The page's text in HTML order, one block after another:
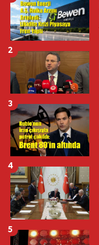
2
3
4
5